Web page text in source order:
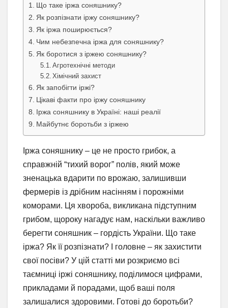
Що таке іржа соняшнику?
Як розпізнати іржу соняшнику?
Як іржа поширюється?
Чим небезпечна іржа для соняшнику?
Як боротися з іржею соняшнику?
Агротехнічні методи
Хімічний захист
Як запобігти іржі?
Цікаві факти про іржу соняшнику
Іржа соняшнику в Україні: наші реалії
Майбутнє боротьби з іржею
Іржа соняшнику – це не просто грибок, а
справжній “тихий ворог” полів, який може
зненацька вдарити по врожаю, залишивши
фермерів із дрібним насінням і порожніми
коморами. Ця хвороба, викликана підступним
грибом, щороку нагадує нам, наскільки важливо
берегти соняшник – гордість України. Що таке
іржа? Як її розпізнати? І головне – як захистити
свої посіви? У цій статті ми розкриємо всі
таємниці іржі соняшнику, поділимося цифрами,
прикладами й порадами, щоб ваші поля
залишалися здоровими. Готові до боротьби?